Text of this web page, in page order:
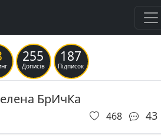
255
Дописів
187
Підписок
БрИчКа
468 43